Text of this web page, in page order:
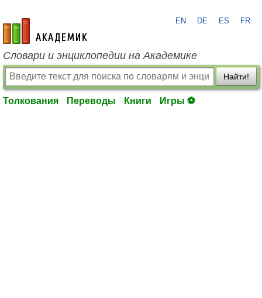
academic.ru
EN DE ES FR
Словари и энциклопедии на Академике
Найти!
Толкования Переводы Книги Игры ⚽